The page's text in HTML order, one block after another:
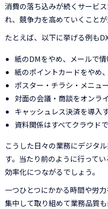
消費の落ち込みが続くサービ
れ、競争力を高めていくことが
たとえば、以下に挙げる例も
紙のDMをやめ、メールで
紙のポイントカードをやめ
ポスター・チラシ・メニュ
対面の会議・商談をオンラ
キャッシュレス決済を導入
資料関係はすべてクラウド
こうした日々の業務にデジタ
す。当たり前のように行って
効率化につながるでしょう。
一つひとつにかかる時間や労
集中して取り組めて業務品質も